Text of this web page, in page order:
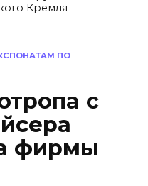
Кремля
ПО
с
фирмы